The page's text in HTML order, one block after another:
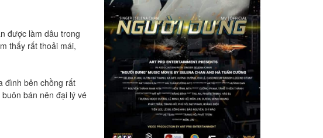
được làm dâu trong
thấy rất thoải mái,
đình bên chồng rất
bán nên đại lý vé